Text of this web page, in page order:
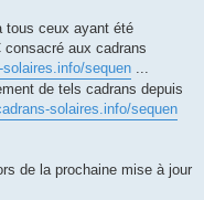
tous ceux ayant été
aux cadrans
sequen ...
de tels cadrans depuis
solaires.info/sequen
de la prochaine mise à jour